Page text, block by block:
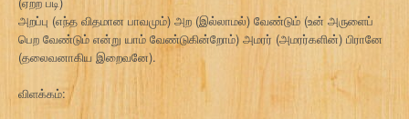
அறப்பு (எந்த விதமான பாவமும்) அற (இல்லாமல்) வேண்டும் (உன் அருளைப்
பெற வேண்டும் என்று யாம் வேண்டுகின்றோம்) அமரர் (அமரர்களின்) பிரானே
(தலைவனாகிய இறைவனே).
விளக்கம்: